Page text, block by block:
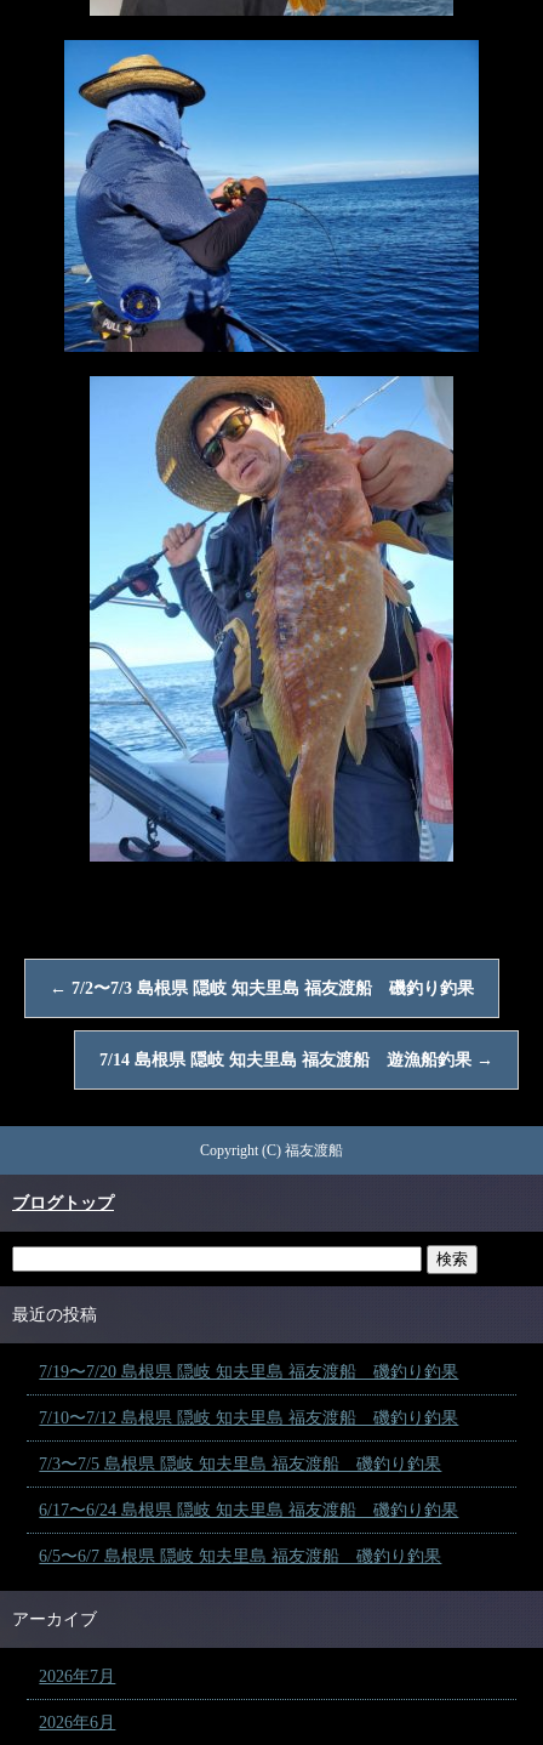
← 7/2〜7/3 島根県 隠岐 知夫里島 福友渡船 磯釣り釣果
7/14 島根県 隠岐 知夫里島 福友渡船 遊漁船釣果 →
Copyright (C) 福友渡船
ブログトップ
最近の投稿
7/19〜7/20 島根県 隠岐 知夫里島 福友渡船 磯釣り釣果
7/10〜7/12 島根県 隠岐 知夫里島 福友渡船 磯釣り釣果
7/3〜7/5 島根県 隠岐 知夫里島 福友渡船 磯釣り釣果
6/17〜6/24 島根県 隠岐 知夫里島 福友渡船 磯釣り釣果
6/5〜6/7 島根県 隠岐 知夫里島 福友渡船 磯釣り釣果
アーカイブ
2026年7月
2026年6月